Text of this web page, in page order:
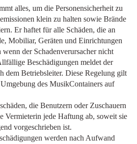
alles, um die Personensicherheit zu
klein zu halten sowie Brände
Er haftet für alle Schäden, die an
Mobiliar, Geräten und Einrichtungen
der Schadenverursacher nicht
Beschädigungen meldet der
dem Betriebsleiter. Diese Regelung gilt
des MusikContainers auf
die Benutzern oder Zuschauern
Vermieterin jede Haftung ab, soweit sie
vorgeschrieben ist.
werden nach Aufwand